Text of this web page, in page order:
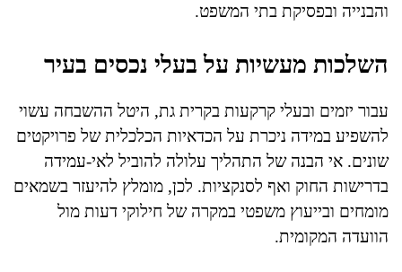
והבנייה ובפסיקת בתי המשפט.
השלכות מעשיות על בעלי נכסים בעיר
עבור יזמים ובעלי קרקעות בקרית גת, היטל ההשבחה עשוי
להשפיע במידה ניכרת על הכדאיות הכלכלית של פרויקטים
שונים. אי הבנה של התהליך עלולה להוביל לאי-עמידה
בדרישות החוק ואף לסנקציות. לכן, מומלץ להיעזר בשמאים
מומחים ובייעוץ משפטי במקרה של חילוקי דעות מול
הוועדה המקומית.